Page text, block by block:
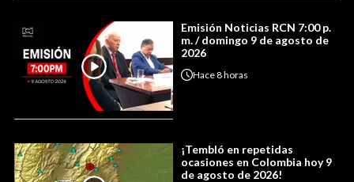
Emisión Noticias RCN 7:00 p.
m. / domingo 9 de agosto de
2026
Hace8 horas
¡Tembló en repetidas
ocasiones en Colombia hoy 9
de agosto de 2026!